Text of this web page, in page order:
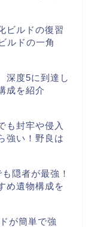
ビルドの復習
ルドの一角
深度5に到達し
成を紹介
も封牢や侵入
強い！野良は
隠者が最強！
め遺物構成を
が簡単で強